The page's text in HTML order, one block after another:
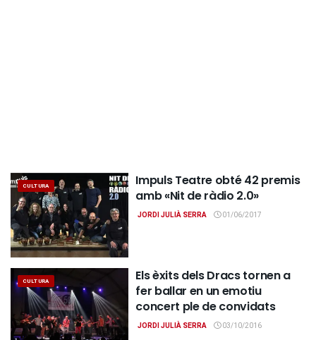
CULTURA
Impuls Teatre obté 42 premis
amb «Nit de ràdio 2.0»
JORDI JULIÀ SERRA 01/06/2017
CULTURA
Els èxits dels Dracs tornen a
fer ballar en un emotiu
concert ple de convidats
JORDI JULIÀ SERRA 03/10/2016